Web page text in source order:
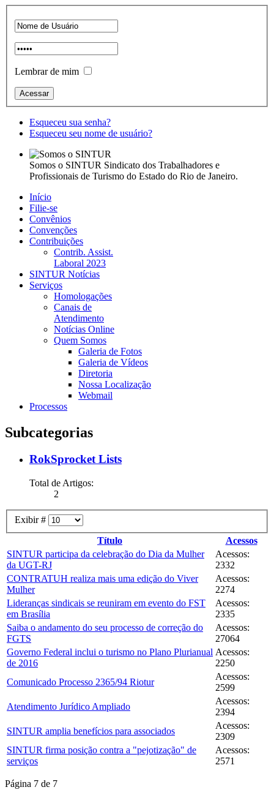
Lembrar de mim
Esqueceu sua senha?
Esqueceu seu nome de usuário?
Somos o SINTUR Sindicato dos Trabalhadores e
Profissionais de Turismo do Estado do Rio de Janeiro.
Início
Filie-se
Convênios
Convenções
Contribuições
Contrib. Assist.
Laboral 2023
SINTUR Notícias
Serviços
Homologações
Canais de
Atendimento
Notícias Online
Quem Somos
Galeria de Fotos
Galeria de Vídeos
Diretoria
Nossa Localização
Webmail
Processos
Subcategorias
RokSprocket Lists
Total de Artigos:
2
Exibir #
Título
Acessos
SINTUR participa da celebração do Dia da Mulher
da UGT-RJ
Acessos:
2332
CONTRATUH realiza mais uma edição do Viver
Mulher
Acessos:
2274
Lideranças sindicais se reuniram em evento do FST
em Brasília
Acessos:
2335
Saiba o andamento do seu processo de correção do
FGTS
Acessos:
27064
Governo Federal inclui o turismo no Plano Plurianual
de 2016
Acessos:
2250
Comunicado Processo 2365/94 Riotur
Acessos:
2599
Atendimento Jurídico Ampliado
Acessos:
2394
SINTUR amplia benefícios para associados
Acessos:
2309
SINTUR firma posição contra a "pejotização" de
serviços
Acessos:
2571
Página 7 de 7